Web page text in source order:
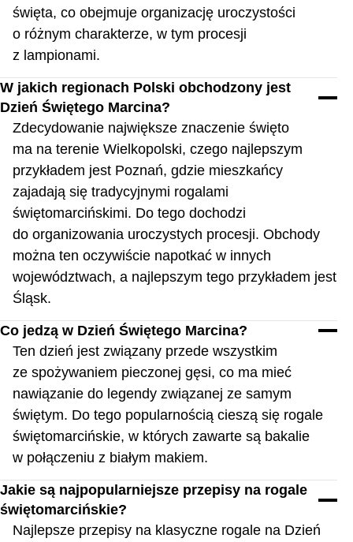
święta, co obejmuje organizację uroczystości
o różnym charakterze, w tym procesji
z lampionami.
W jakich regionach Polski obchodzony jest
Dzień Świętego Marcina?
Zdecydowanie największe znaczenie święto
ma na terenie Wielkopolski, czego najlepszym
przykładem jest Poznań, gdzie mieszkańcy
zajadają się tradycyjnymi rogalami
świętomarcińskimi. Do tego dochodzi
do organizowania uroczystych procesji. Obchody
można ten oczywiście napotkać w innych
województwach, a najlepszym tego przykładem jest
Śląsk.
Co jedzą w Dzień Świętego Marcina?
Ten dzień jest związany przede wszystkim
ze spożywaniem pieczonej gęsi, co ma mieć
nawiązanie do legendy związanej ze samym
świętym. Do tego popularnością cieszą się rogale
świętomarcińskie, w których zawarte są bakalie
w połączeniu z białym makiem.
Jakie są najpopularniejsze przepisy na rogale
świętomarcińskie?
Najlepsze przepisy na klasyczne rogale na Dzień